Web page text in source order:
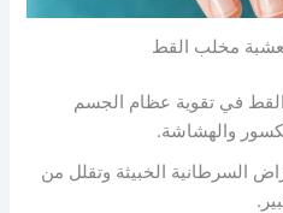
مخلب القط
في تقوية عظام الجسم
والهشاشة.
السرطانية الخبيثة وتقلل من